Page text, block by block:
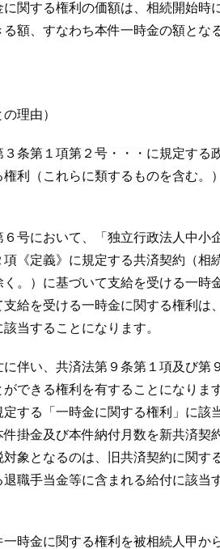
する権利の価額は、相続開始時
、すなわち本件一時金の額とな
理由）
第１項第２号・・・に規定する
（これらに類するものを含む。
において、「独立行政法人中小
定義》に規定する共済契約（相
）に基づいて支給を受ける一時
を受ける一時金に関する権利は
当することになります。
い、共済法第９条第１項及び第
きる権利を有することになりま
る「一時金に関する権利」に該
金及び本件納付月数を新共済契
となるのは、旧共済契約に関する
手当金等に含まれる給付に該当
金に関する権利を被相続人甲か